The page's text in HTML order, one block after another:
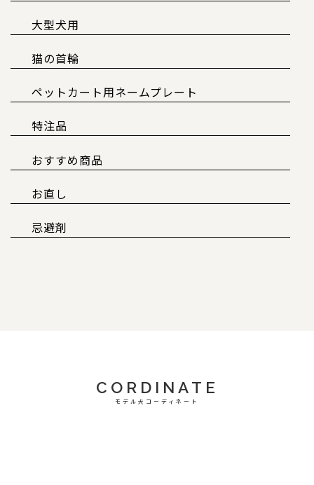
大型犬用
猫の首輪
ペットカート用ネームプレート
特注品
おすすめ商品
お直し
忌避剤
CORDINATE
モデル犬コーディネート